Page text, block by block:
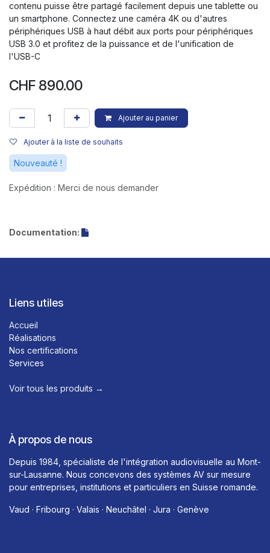
contenu puisse être partagé facilement depuis une tablette ou
un smartphone. Connectez une caméra 4K ou d'autres
périphériques USB à haut débit aux ports pour périphériques
USB 3.0 et profitez de la puissance et de l'unification de
l'USB-C
CHF 890.00
Ajouter au panier
Ajouter à la liste de souhaits
Nouveauté !
Expédition : Merci de nous demander
Documentation:
Liens utiles
Accueil
Réalisations
Nos certifications
Services
Voir tous les produits →​
À propos de nous
Depuis 1984, spécialiste de l'intégration audiovisuelle au Mont-
sur-Lausanne. Nous concevons des systèmes AV sur mesure
pour entreprises, institutions et particuliers en Suisse romande.
Vaud · Fribourg · Valais · Neuchâtel · Jura · Genève